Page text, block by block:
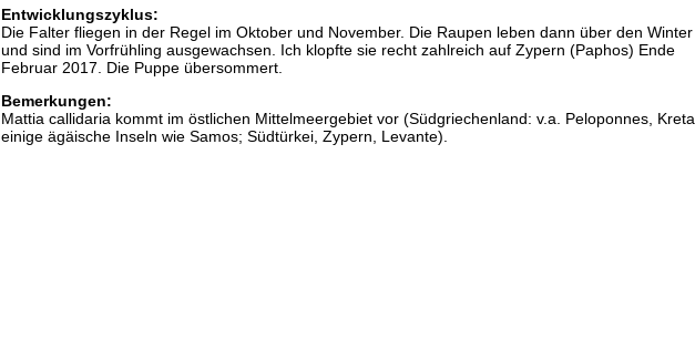
Entwicklungszyklus:
Die Falter fliegen in der Regel im Oktober und November. Die Raupen leben dann über den Winter
und sind im Vorfrühling ausgewachsen. Ich klopfte sie recht zahlreich auf Zypern (Paphos) Ende
Februar 2017. Die Puppe übersommert.
Bemerkungen:
Mattia callidaria kommt im östlichen Mittelmeergebiet vor (Südgriechenland: v.a. Peloponnes, Kreta,
einige ägäische Inseln wie Samos; Südtürkei, Zypern, Levante).